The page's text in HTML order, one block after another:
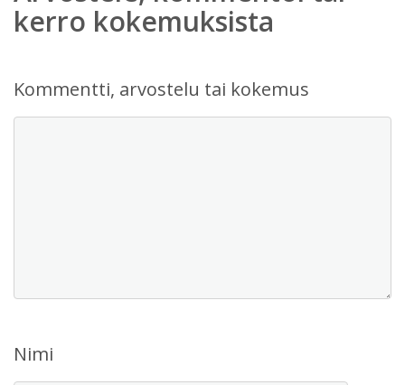
kerro kokemuksista
Kommentti, arvostelu tai kokemus
Nimi